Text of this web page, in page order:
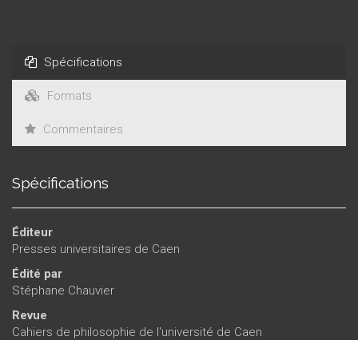
d’application légitimes et pertinents de ce type
d’arguments ? Les articles qui composent ce recueil, fruits
d’un colloque qui s’est tenu à l’université de Caen en mai
« querelle des arguments transcendantaux », assez
largement méconnue du public philosophique français.
Spécifications
Formats
Commentaires
Spécifications
Éditeur
Presses universitaires de Caen
Édité par
Stéphane Chauvier
Revue
Cahiers de philosophie de l'université de Caen